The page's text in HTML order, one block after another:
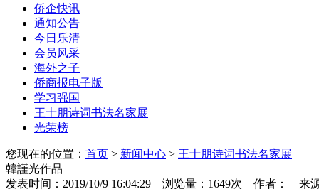
侨企快讯
通知公告
今日乐清
会员风采
海外之子
侨商报电子版
学习强国
王十朋诗词书法名家展
光荣榜
您现在的位置： 首页 > 新闻中心 > 王十朋诗词书法名家展
韓謹光作品
发表时间：2019/10/9 16:04:29 浏览量：1649次 作者： 来